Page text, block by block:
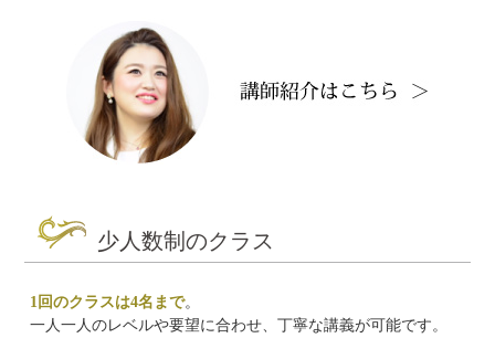
少人数制のクラス
1回のクラスは4名まで。
一人一人のレベルや要望に合わせ、丁寧な講義が可能です。